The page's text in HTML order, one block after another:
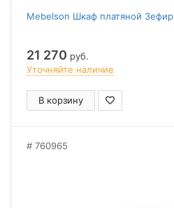
Mebelson Шкаф платяной Зефир
21 270 руб.
Уточняйте наличие
В корзину
760965